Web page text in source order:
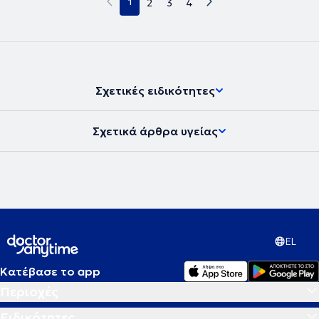
2 3 4
Σχετικές ειδικότητες
Σχετικά άρθρα υγείας
EL
Κατέβασε το app